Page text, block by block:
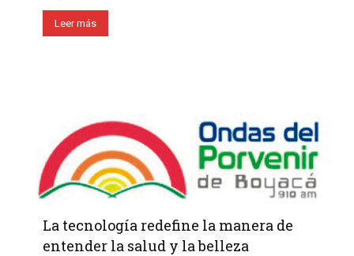
Leer más
La tecnología redefine la manera de
entender la salud y la belleza